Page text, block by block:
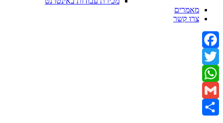
מאמרים
צרו קשר
Facebook
Twitter
WhatsApp
Gmail